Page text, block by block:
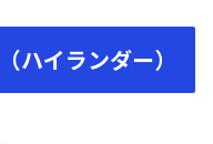
イランダー）